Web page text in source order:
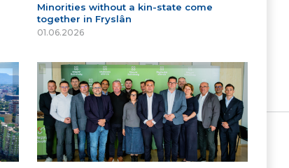
Minorities without a kin-state come
together in Fryslân
01.06.2026